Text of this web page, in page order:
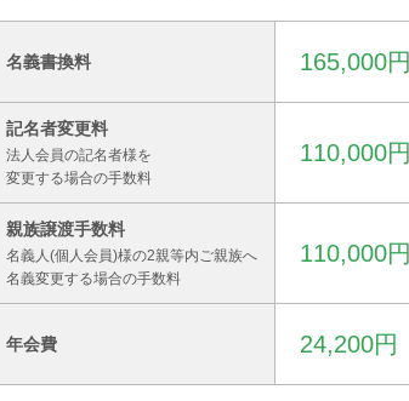
名義書換料 165,000円
記名者変更料
法人会員の記名者様を
変更する場合の手数料
110,000円
親族譲渡手数料
名義人(個人会員)様の2親等内ご親族へ
名義変更する場合の手数料
110,000円
年会費 24,200円